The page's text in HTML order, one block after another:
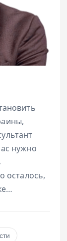
нужно
осталось,